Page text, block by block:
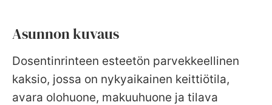
Asunnon kuvaus
Dosentinrinteen esteetön parvekkeellinen
kaksio, jossa on nykyaikainen keittiötila,
avara olohuone, makuuhuone ja tilava